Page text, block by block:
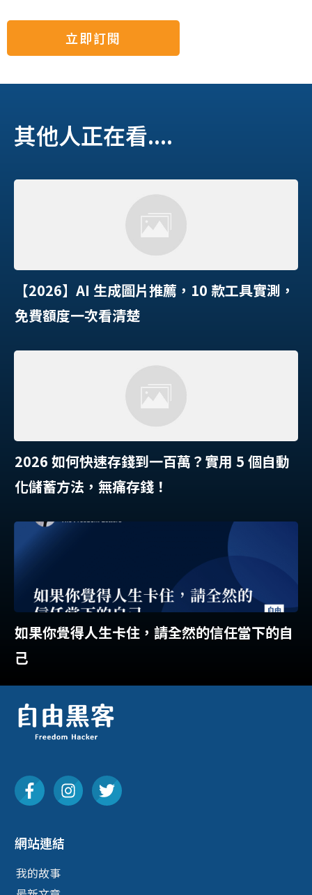
立即訂閱
其他人正在看....
【2026】AI 生成圖片推薦，10 款工具實測，
免費額度一次看清楚
2026 如何快速存錢到一百萬？實用 5 個自動
化儲蓄方法，無痛存錢！
如果你覺得人生卡住，請全然的信任當下的自
己
網站連結
我的故事